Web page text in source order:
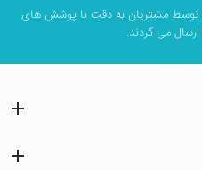
توسط مشتریان به دقت با پوشش های
می گردند.